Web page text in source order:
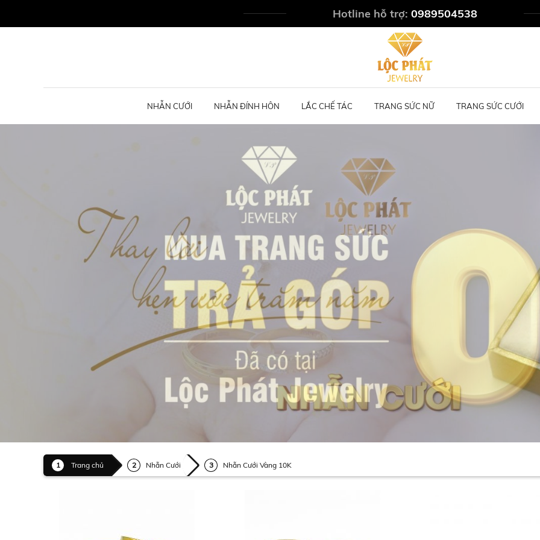
Hotline hỗ trợ: 0989504538
NHẪN CƯỚI NHẪN ĐÍNH HÔN LẮC CHẾ TÁC TRANG SỨC NỮ TRANG SỨC CƯỚI
Trang chủ Nhẫn Cưới Nhẫn Cưới Vàng 10K